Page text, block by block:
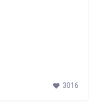
3016